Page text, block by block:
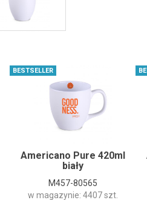
BESTSELLER
Americano Pure 420ml
biały
M457-80565
w magazynie: 4407 szt.